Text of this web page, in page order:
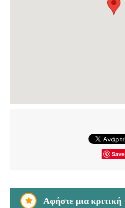
Save
Αφήστε μια κριτική